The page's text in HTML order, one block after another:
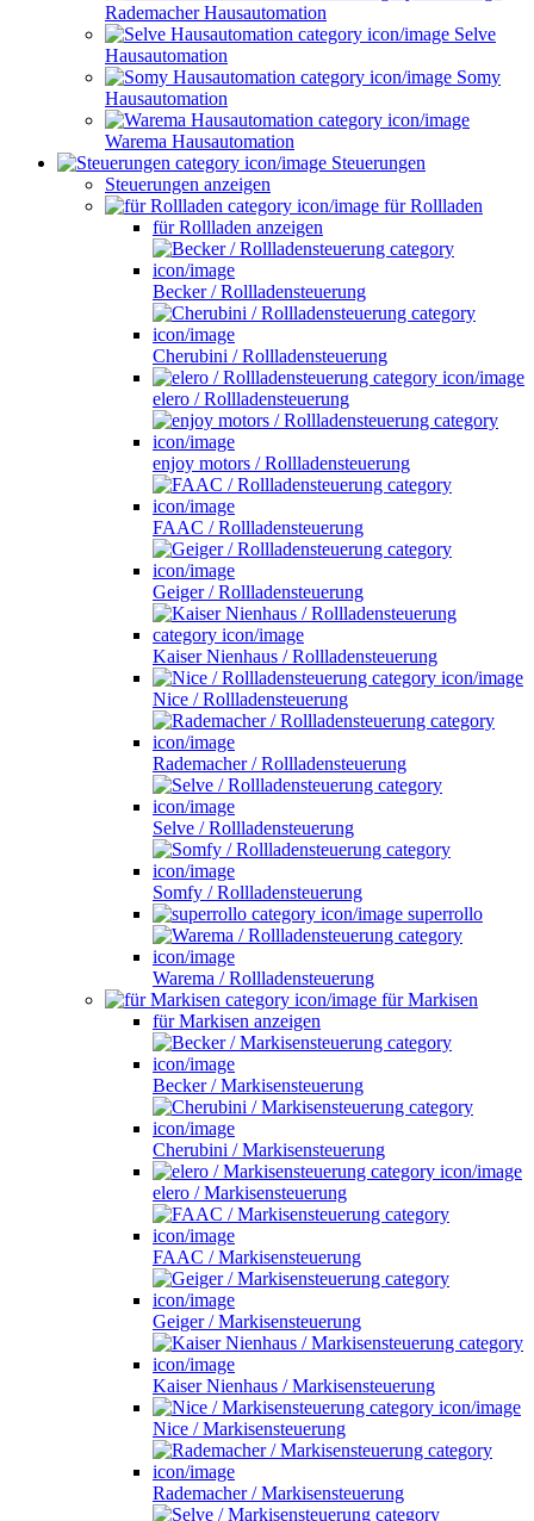
Rademacher Hausautomation
Selve
Hausautomation
Somy
Hausautomation
Warema Hausautomation
Steuerungen
Steuerungen anzeigen
für Rollladen
für Rollladen anzeigen
Becker / Rollladensteuerung
Cherubini / Rollladensteuerung
elero / Rollladensteuerung
enjoy motors / Rollladensteuerung
FAAC / Rollladensteuerung
Geiger / Rollladensteuerung
Kaiser Nienhaus / Rollladensteuerung
Nice / Rollladensteuerung
Rademacher / Rollladensteuerung
Selve / Rollladensteuerung
Somfy / Rollladensteuerung
superrollo
Warema / Rollladensteuerung
für Markisen
für Markisen anzeigen
Becker / Markisensteuerung
Cherubini / Markisensteuerung
elero / Markisensteuerung
FAAC / Markisensteuerung
Geiger / Markisensteuerung
Kaiser Nienhaus / Markisensteuerung
Nice / Markisensteuerung
Rademacher / Markisensteuerung